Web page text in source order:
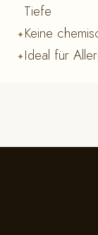
Tiefe
Keine
Ideal für